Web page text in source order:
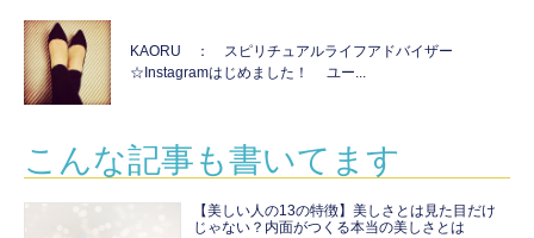
KAORU ： スピリチュアルライフアドバイザー
☆Instagramはじめました！ ユー...
こんな記事も書いてます
【美しい人の13の特徴】美しさとは見た目だけ
じゃない？内面がつくる本当の美しさとは